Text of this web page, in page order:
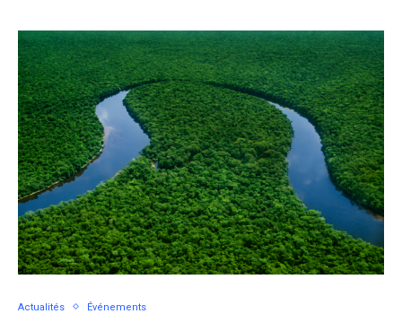
Actualités Événements